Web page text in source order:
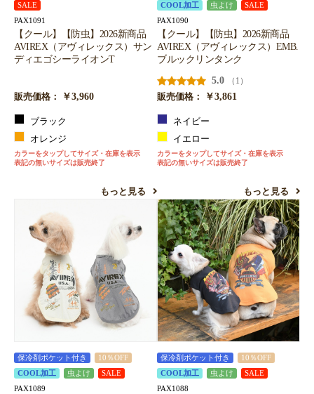
SALE
PAX1091
【クール】【防虫】2026新商品
AVIREX（アヴィレックス）サン
ディエゴシーライオンT
販売価格： ￥3,960
ブラック
オレンジ
カラーをタップしてサイズ・在庫を表示
表記の無いサイズは販売終了
もっと見る
COOL加工
虫よけ SALE
PAX1090
【クール】【防虫】2026新商品
AVIREX（アヴィレックス）EMB.
ブルックリンタンク
5.0
（1）
販売価格：
￥3,861
ネイビー
イエロー
カラーをタップしてサイズ・在庫を表示
表記の無いサイズは販売終了
もっと見る
保冷剤ポケット付き
10％OFF
COOL加工
虫よけ SALE
PAX1089
保冷剤ポケット付き
10％OFF
COOL加工
虫よけ SALE
PAX1088